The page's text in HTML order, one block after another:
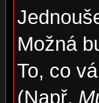
Možná
To, co
(Např.